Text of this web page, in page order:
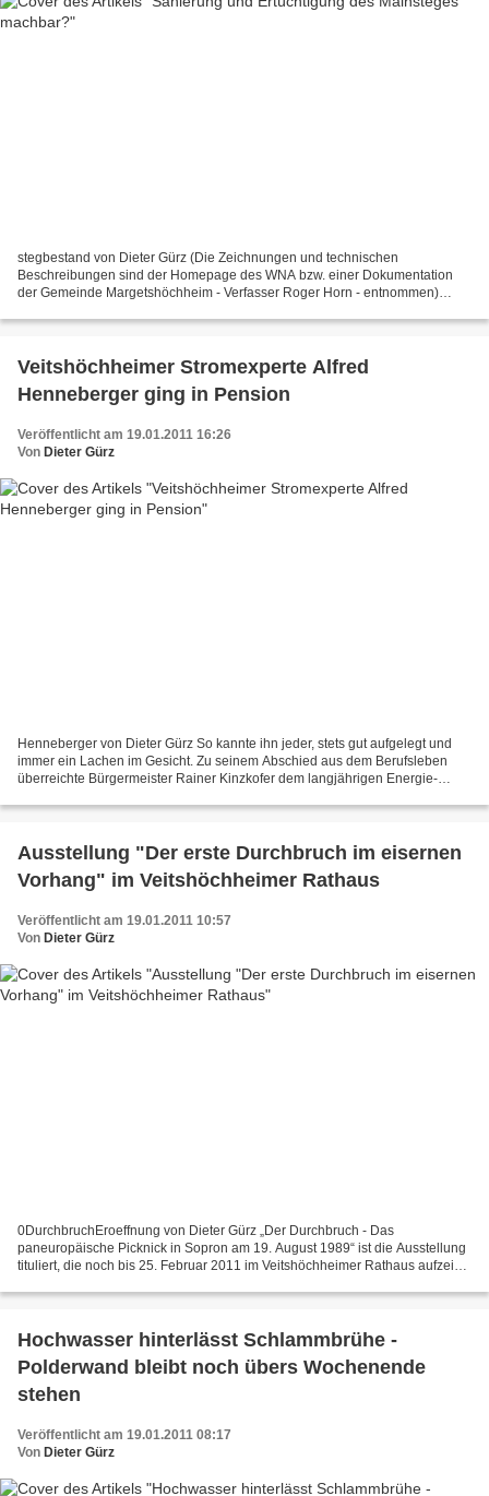
stegbestand von Dieter Gürz (Die Zeichnungen und technischen
Beschreibungen sind der Homepage des WNA bzw. einer Dokumentation
der Gemeinde Margetshöchheim - Verfasser Roger Horn - entnommen)
Veitshöchheimer Stromexperte Alfred
Henneberger ging in Pension
Veröffentlicht am 19.01.2011 16:26
Von Dieter Gürz
Henneberger von Dieter Gürz So kannte ihn jeder, stets gut aufgelegt und
immer ein Lachen im Gesicht. Zu seinem Abschied aus dem Berufsleben
überreichte Bürgermeister Rainer Kinzkofer dem langjährigen Energie-
Ausstellung "Der erste Durchbruch im eisernen
Vorhang" im Veitshöchheimer Rathaus
Veröffentlicht am 19.01.2011 10:57
Von Dieter Gürz
0DurchbruchEroeffnung von Dieter Gürz „Der Durchbruch - Das
paneuropäische Picknick in Sopron am 19. August 1989“ ist die Ausstellung
tituliert, die noch bis 25. Februar 2011 im Veitshöchheimer Rathaus aufzeigt,
Hochwasser hinterlässt Schlammbrühe -
Polderwand bleibt noch übers Wochenende
stehen
Veröffentlicht am 19.01.2011 08:17
Von Dieter Gürz